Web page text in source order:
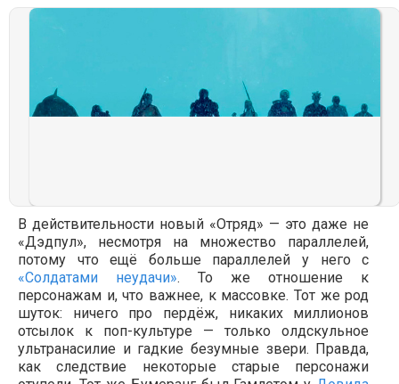
В действительности новый «Отряд» — это даже не
«Дэдпул», несмотря на множество параллелей,
потому что ещё больше параллелей у него с
«Солдатами неудачи». То же отношение к
персонажам и, что важнее, к массовке. Тот же род
шуток: ничего про пердёж, никаких миллионов
отсылок к поп-культуре — только олдскульное
ультранасилие и гадкие безумные звери. Правда,
как следствие некоторые старые персонажи